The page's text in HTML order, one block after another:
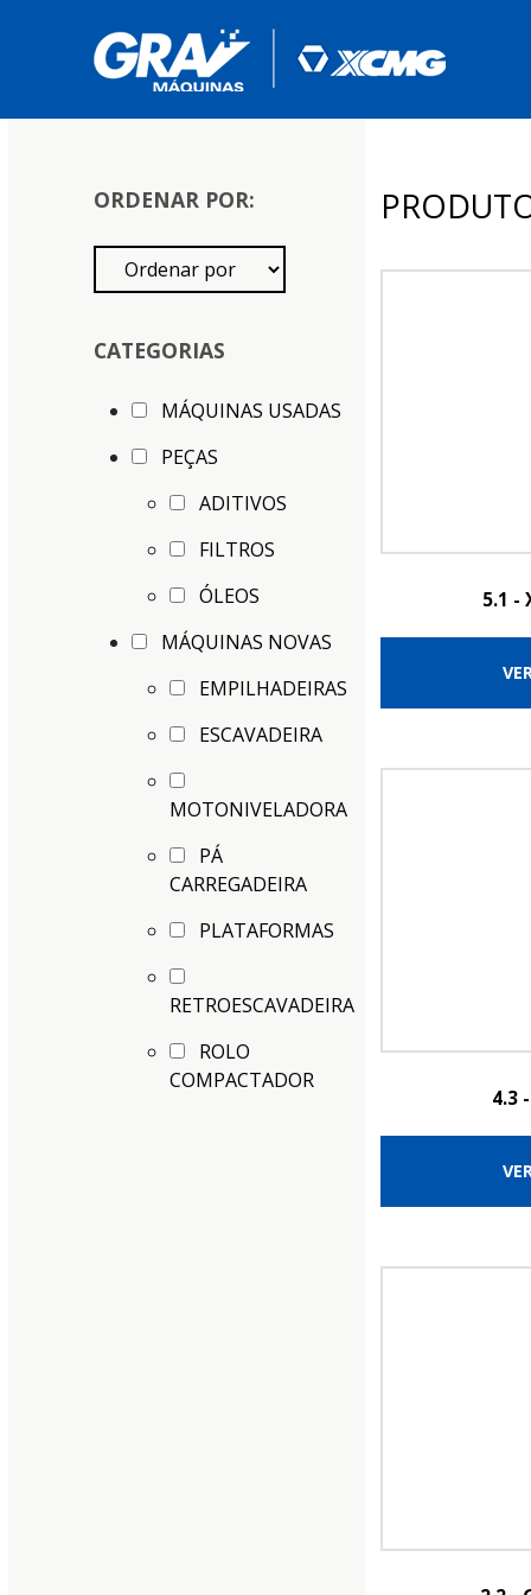
ORDENAR POR:
CATEGORIAS
MÁQUINAS USADAS
PEÇAS
ADITIVOS
FILTROS
ÓLEOS
MÁQUINAS NOVAS
EMPILHADEIRAS
ESCAVADEIRA
MOTONIVELADORA
PÁ
CARREGADEIRA
PLATAFORMAS
RETROESCAVADEIRA
ROLO
COMPACTADOR
5.1 -
4.3